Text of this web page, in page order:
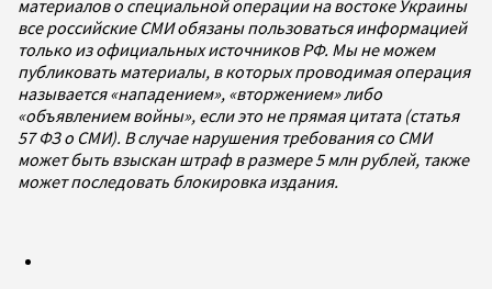
материалов о специальной операции на востоке Украины
все российские СМИ обязаны пользоваться информацией
только из официальных источников РФ. Мы не можем
публиковать материалы, в которых проводимая операция
называется «нападением», «вторжением» либо
«объявлением войны», если это не прямая цитата (статья
57 ФЗ о СМИ). В случае нарушения требования со СМИ
может быть взыскан штраф в размере 5 млн рублей, также
может последовать блокировка издания.